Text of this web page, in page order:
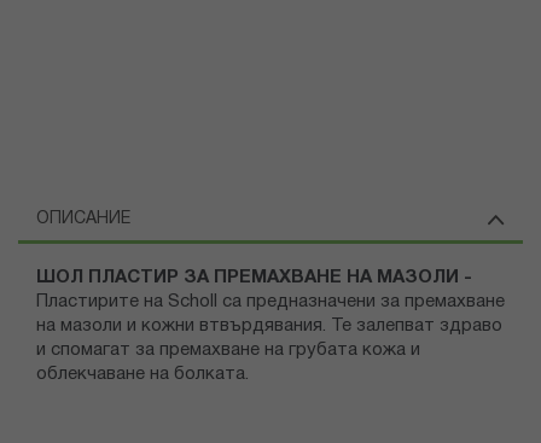
ОПИСАНИЕ
ШОЛ ПЛАСТИР ЗА ПРЕМАХВАНЕ НА МАЗОЛИ -
Пластирите на Scholl са предназначени за премахване
на мазоли и кожни втвърдявания. Те залепват здраво
и спомагат за премахване на грубата кожа и
облекчаване на болката.